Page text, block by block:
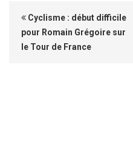
Cyclisme : début difficile
pour Romain Grégoire sur
le Tour de France